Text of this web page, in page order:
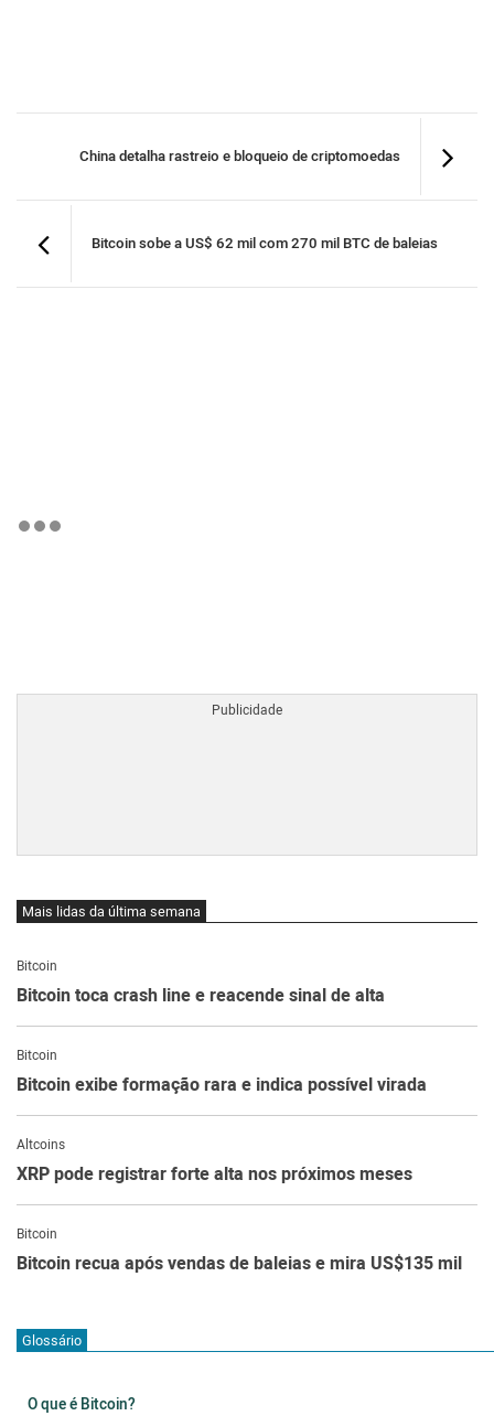
China detalha rastreio e bloqueio de criptomoedas
Bitcoin sobe a US$ 62 mil com 270 mil BTC de baleias
Mais lidas da última semana
Bitcoin
Bitcoin toca crash line e reacende sinal de alta
Bitcoin
Bitcoin exibe formação rara e indica possível virada
Altcoins
XRP pode registrar forte alta nos próximos meses
Bitcoin
Bitcoin recua após vendas de baleias e mira US$135 mil
Glossário
O que é Bitcoin?